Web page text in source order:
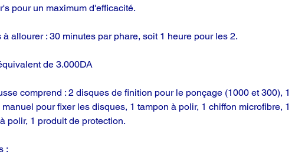
pour un maximum d'efficacité.
à allourer : 30 minutes par phare, soit 1 heure pour les 2.
de 3.000DA
comprend : 2 disques de finition pour le ponçage (1000 et 300), 1
pour fixer les disques, 1 tampon à polir, 1 chiffon microfibre, 1
polir, 1 produit de protection.
: